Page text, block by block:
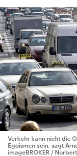
Verkehr kann nicht die
Egoismen sein, sagt
imageBROKER /